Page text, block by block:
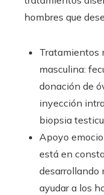
hombres que
Tratamientos
masculina:
donación de
inyección
biopsia
Apoyo
está en
desarrollando
ayudar a los